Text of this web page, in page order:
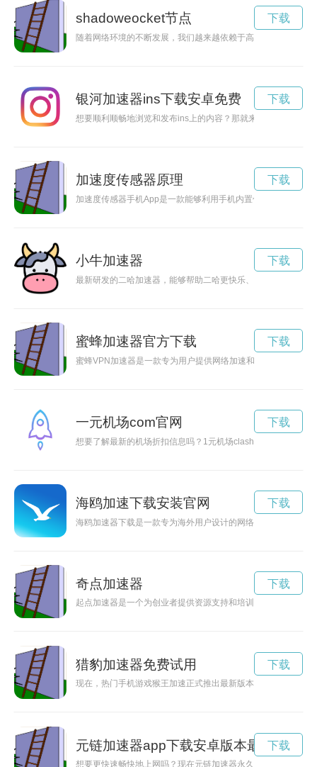
shadoweocket节点
随着网络环境的不断发展，我们越来越依赖于高效的网络连接
下载
银河加速器ins下载安卓免费
想要顺利顺畅地浏览和发布ins上的内容？那就来下载银河加速
下载
加速度传感器原理
加速度传感器手机App是一款能够利用手机内置传感器实现智
下载
小牛加速器
最新研发的二哈加速器，能够帮助二哈更快乐、更健康的生活
下载
蜜蜂加速器官方下载
蜜蜂VPN加速器是一款专为用户提供网络加速和安全连接的工
下载
一元机场com官网
想要了解最新的机场折扣信息吗？1元机场clash官网将为您揭
下载
海鸥加速下载安装官网
海鸥加速器下载是一款专为海外用户设计的网络加速工具，可
下载
奇点加速器
起点加速器是一个为创业者提供资源支持和培训服务的平台，
下载
猎豹加速器免费试用
现在，热门手机游戏猴王加速正式推出最新版本，通过NPV官
下载
元链加速器app下载安卓版本最新
想要更快速畅快地上网吗？现在元链加速器永久免费版已经推
下载